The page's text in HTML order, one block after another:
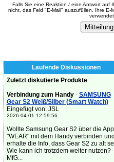
Falls Sie eine Reaktion / eine Antwort auf
nicht, das Feld "E-Mail" auszufüllen. Ihre E-
Laufende Diskussionen
Zuletzt diskutierte Produkte:
Verbindung zum Handy- SAMSUNG
Gear S2 Weiß/Silber (Smart Watch)
Eingefügt von: JSL
2026-04-01 12:59:56
Wollte Samsung Gear S2 über die App
"WEAR" mit dem Handy verbinden und
erhalte die Info, dass Gear S2 zu alt
Wie kann ich trotzdem weiter nutzen?
MfG...